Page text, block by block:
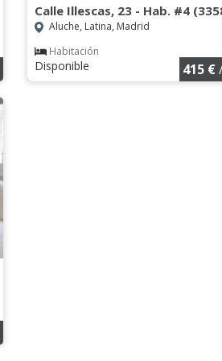
Calle Illescas, 23 - Hab. #4
Aluche, Latina, Madrid
Habitación
Disponible 415 €